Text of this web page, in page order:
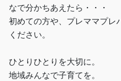
なで分かちあえたら・・・
初めての方や、プレママプレ
ください。
ひとりひとりを大切に。
地域みんなで子育てを。